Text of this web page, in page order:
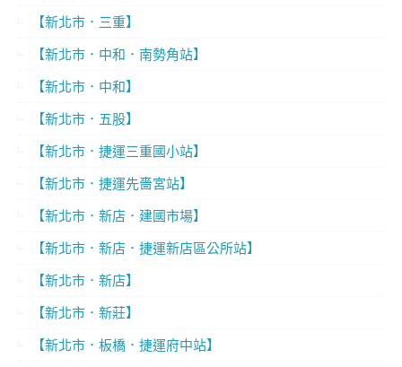
【新北市．三重】
【新北市．中和．南勢角站】
【新北市．中和】
【新北市．五股】
【新北市．捷運三重國小站】
【新北市．捷運先嗇宮站】
【新北市．新店．建國市場】
【新北市．新店．捷運新店區公所站】
【新北市．新店】
【新北市．新莊】
【新北市．板橋．捷運府中站】